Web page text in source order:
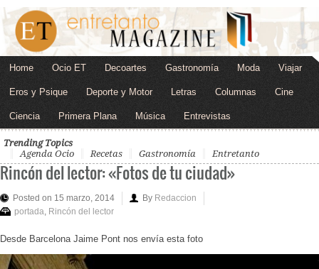
Home Ocio ET Decoartes Gastronomía Moda Viajar
Eros y Psique Deporte y Motor Letras Columnas Cine
Ciencia Primera Plana Música Entrevistas
Trending Topics
Agenda Ocio
Recetas Gastronomía Entretanto
Rincón del lector: «Fotos de tu ciudad»
Posted on 15 marzo, 2014 By Redaccion
portada Rincón del lector
Desde Barcelona Jaime Pont nos envía esta foto